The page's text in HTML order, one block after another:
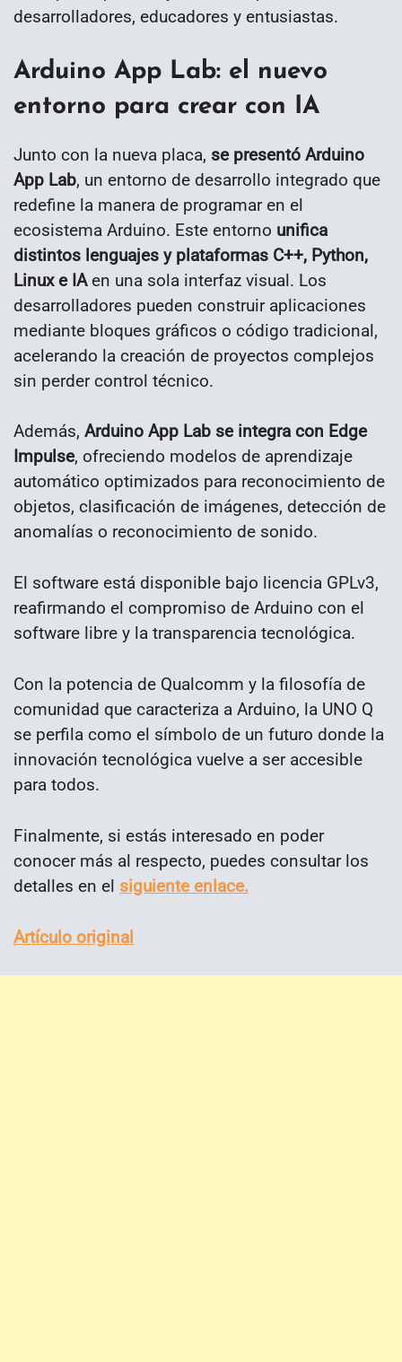
desarrolladores, educadores y entusiastas.
Arduino App Lab: el nuevo
entorno para crear con IA
Junto con la nueva placa, se presentó Arduino
App Lab, un entorno de desarrollo integrado que
redefine la manera de programar en el
ecosistema Arduino. Este entorno unifica
distintos lenguajes y plataformas C++, Python,
Linux e IAen una sola interfaz visual. Los
desarrolladores pueden construir aplicaciones
mediante bloques gráficos o código tradicional,
acelerando la creación de proyectos complejos
sin perder control técnico.
Además, Arduino App Lab se integra con Edge
Impulse, ofreciendo modelos de aprendizaje
automático optimizados para reconocimiento de
objetos, clasificación de imágenes, detección de
anomalías o reconocimiento de sonido.
El software está disponible bajo licencia GPLv3,
reafirmando el compromiso de Arduino con el
software libre y la transparencia tecnológica.
Con la potencia de Qualcomm y la filosofía de
comunidad que caracteriza a Arduino, la UNO Q
se perfila como el símbolo de un futuro donde la
innovación tecnológica vuelve a ser accesible
para todos.
Finalmente, si estás interesado en poder
conocer más al respecto, puedes consultar los
detalles en el siguiente enlace.
Artículo original